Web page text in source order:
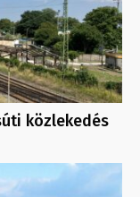
közlekedés